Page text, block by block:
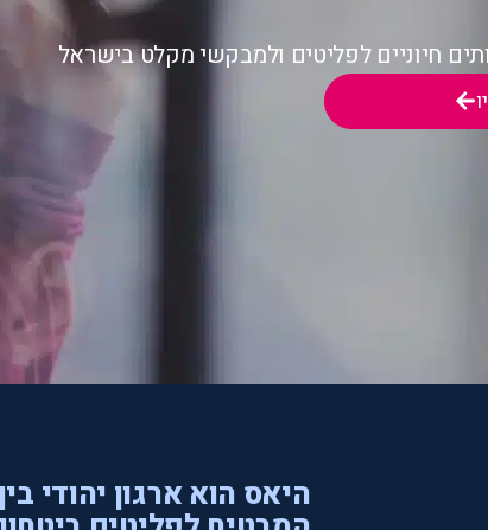
חיוניים לפליטים ולמבקשי מקלט בישראל
היאס הוא ארגון יהודי